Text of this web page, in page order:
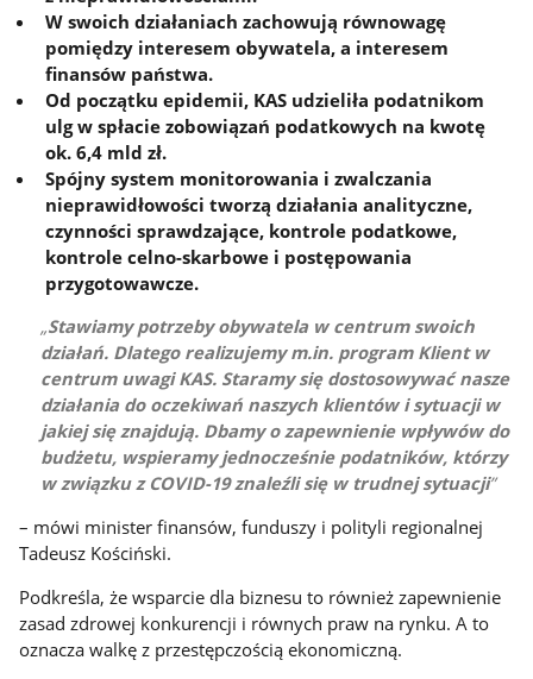
W swoich działaniach zachowują równowagę
pomiędzy interesem obywatela, a interesem
finansów państwa.
Od początku epidemii, KAS udzieliła podatnikom
ulg w spłacie zobowiązań podatkowych na kwotę
ok. 6,4 mld zł.
Spójny system monitorowania i zwalczania
nieprawidłowości tworzą działania analityczne,
czynności sprawdzające, kontrole podatkowe,
kontrole celno-skarbowe i postępowania
przygotowawcze.
Stawiamy potrzeby obywatela w centrum swoich
działań. Dlatego realizujemy m.in. program Klient w
centrum uwagi KAS. Staramy się dostosowywać nasze
działania do oczekiwań naszych klientów i sytuacji w
jakiej się znajdują. Dbamy o zapewnienie wpływów do
budżetu, wspieramy jednocześnie podatników, którzy
w związku z COVID-19 znaleźli się w trudnej sytuacji
– mówi minister finansów, funduszy i polityli regionalnej
Tadeusz Kościński.
Podkreśla, że wsparcie dla biznesu to również zapewnienie
zasad zdrowej konkurencji i równych praw na rynku. A to
oznacza walkę z przestępczością ekonomiczną.